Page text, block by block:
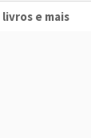
e mais